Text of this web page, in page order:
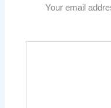
Your email